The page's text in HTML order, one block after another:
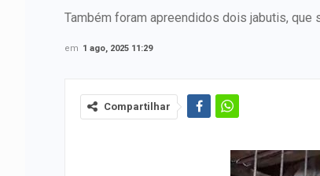
Também foram apreendidos dois jabutis,
em 1 ago, 2025 11:29
Compartilhar